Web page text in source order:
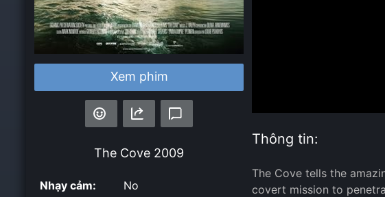
Xem phim
The Cove 2009
Nhạy cảm: No
Thông tin:
The Cove tells the
covert mission to